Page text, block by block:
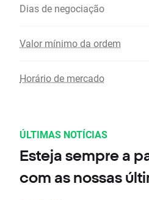
Dias de negociação
Valor mínimo da ordem
Horário de mercado
ÚLTIMAS NOTÍCIAS
Esteja sempre a
com as nossas